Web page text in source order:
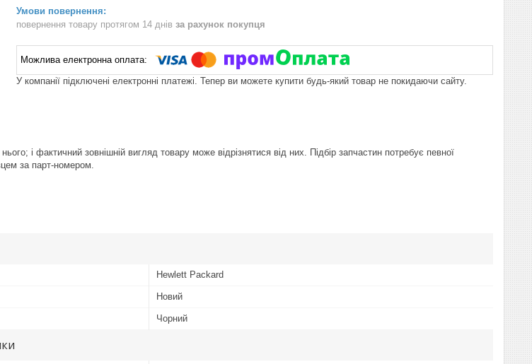
повернення товару протягом 14 днів за рахунок покупця
У компанії підключені електронні платежі. Тепер ви можете купити будь-який товар не покидаючи сайту.
і фактичний зовнішній вигляд товару може відрізнятися від них. Підбір запчастин потребує певної
за парт-номером.
Hewlett Packard
Новий
Чорний